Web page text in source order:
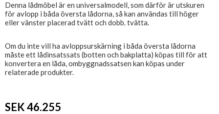
Denna lådmöbel är en universalmodell, som därför är utskuren
för avlopp i båda översta lådorna, så kan användas till höger
eller vänster placerad tvätt och dobb. tvätta.
Om du inte vill ha avloppsurskärning i båda översta lådorna
måste ett lådinsatssats (botten och bakplatta) köpas till för att
konvertera en låda, ombyggnadssatsen kan köpas under
relaterade produkter.
SEK 46.255